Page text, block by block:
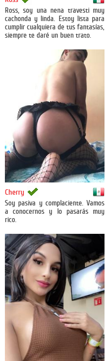
Ross, soy una nena travesti muy
cachonda y linda. Estoy lista para
cumplir cualquiera de tus fantasías,
siempre te daré un buen trato.
Cherry
Soy pasiva y complaciente. Vamos
a conocernos y lo pasarás muy
rico.